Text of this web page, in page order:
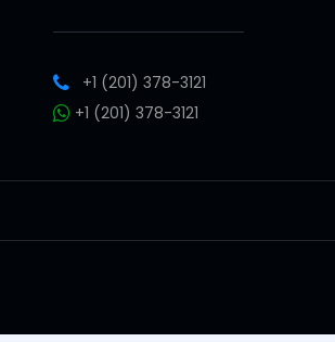
+1 (201) 378-3121
+1 (201) 378-3121